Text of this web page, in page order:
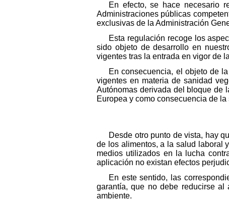
En efecto, se hace necesario
Administraciones públicas
exclusivas de la Administración
Esta regulación recoge los
sido objeto de desarrollo en
vigentes tras la entrada en vigor de
En consecuencia, el objeto de
vigentes en materia de sanidad
Autónomas derivada del bloque de
Europea y como consecuencia de
Desde otro punto de vista, hay
de los alimentos, a la salud laboral
medios utilizados en la lucha
aplicación no existan efectos
En este sentido, las
garantía, que no debe reducirse
ambiente.